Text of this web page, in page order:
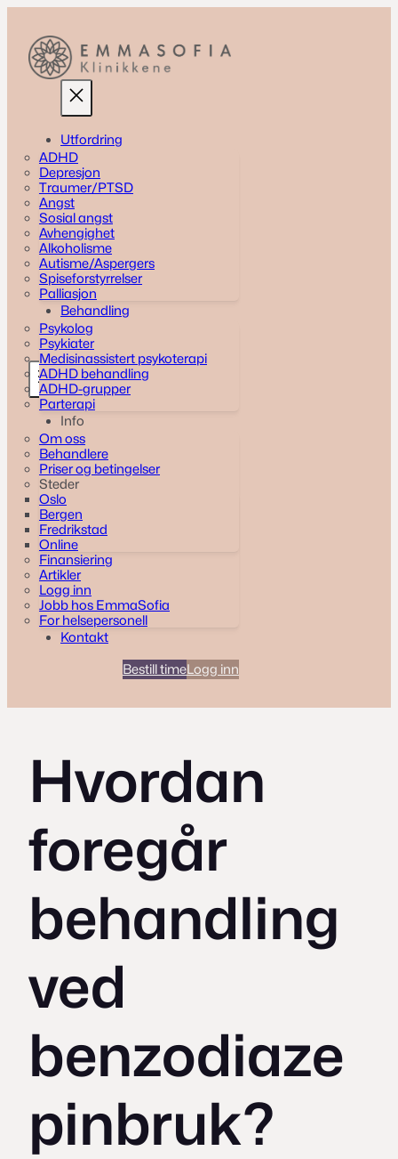
content
Utfordring
ADHD
Depresjon
Traumer/PTSD
Angst
Sosial angst
Avhengighet
Alkoholisme
Autisme/Aspergers
Spiseforstyrrelser
Palliasjon
Behandling
Psykolog
Psykiater
Medisinassistert psykoterapi
ADHD behandling
ADHD-grupper
Parterapi
Info
Om oss
Behandlere
Priser og betingelser
Steder
Oslo
Bergen
Fredrikstad
Online
Finansiering
Artikler
Logg inn
Jobb hos EmmaSofia
For helsepersonell
Kontakt
Bestill timeLogg inn
Hvordan
foregår
behandling
ved
benzodiaze
pinbruk?